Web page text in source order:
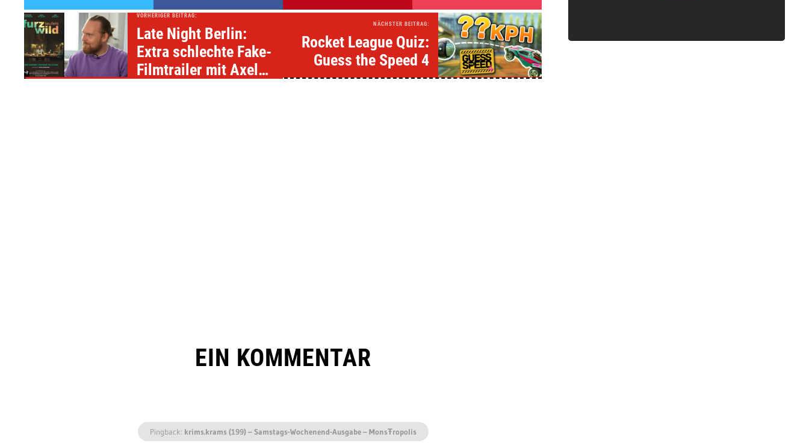
VORHERIGER BEITRAG:
Late Night Berlin:
Extra schlechte Fake-
Filmtrailer mit Axel
NÄCHSTER BEITRAG:
Rocket League Quiz:
Guess the Speed 4
EIN KOMMENTAR
Pingback: krims.krams (199) – Samstags-Wochenend-Ausgabe – MonsŦropolis